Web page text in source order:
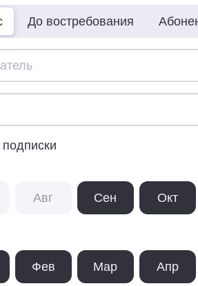
До востребования
Авг Сен Окт
Фев Мар Апр